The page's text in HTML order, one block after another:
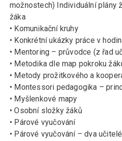
možnostech) Individuální plány
žáka
• Komunikační kruhy
• Konkrétní ukázky práce v
• Mentoring – průvodce (z řad
• Metodika dle map pokroku
• Metody prožitkového a
• Montessori pedagogika –
• Myšlenkové mapy
• Osobní složky žáků
• Párové vyučování
• Párové vyučování – dva